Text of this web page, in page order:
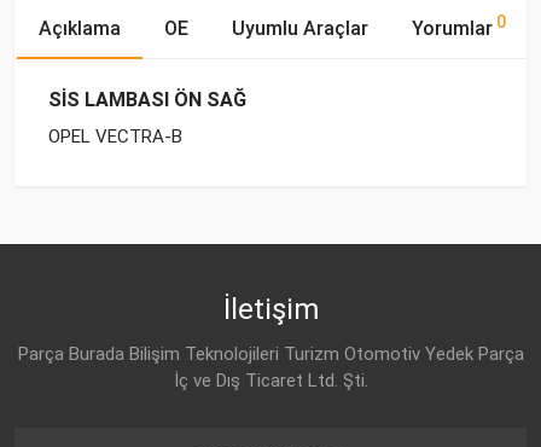
Açıklama OE Uyumlu Araçlar Yorumlar 0
SİS LAMBASI ÖN SAĞ
OPEL VECTRA-B
İletişim
Parça Burada Bilişim Teknolojileri Turizm Otomotiv Yedek Parça
İç ve Dış Ticaret Ltd. Şti.